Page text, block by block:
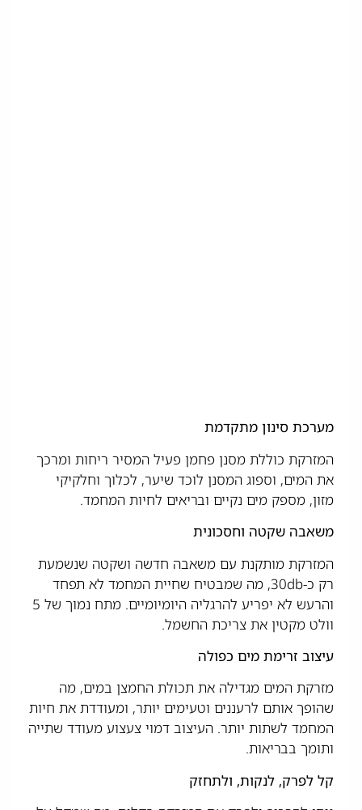
מערכת סינון מתקדמת
המזרקת כוללת מסנן פחמן פעיל המסיר ריחות ומרכך
את המים, וספוג המסנן לוכד שיער, לכלוך וחלקיקי
מזון, מספק מים נקיים ובריאים לחיות המחמד.
משאבה שקטה וחסכונית
המזרקת מותקנת עם משאבה חדשה ושקטה שנשמעת
רק כ-30db, מה שמבטיח שחיית המחמד לא תפחד
והרעש לא יפריע להרגליה היומיומיים. מתח נמוך של 5
וולט מקטין את צריכת החשמל.
עיצוב זרימת מים כפולה
מזרקת המים מגדילה את תכולת החמצן במים, מה
שהופך אותם לרעננים וטעימים יותר, ומעודדת את חיות
המחמד לשתות יותר. העיצוב דמוי צעצוע מעודד שתייה
ותומך בבריאות.
קל לפרק, לנקות, ולתחזק